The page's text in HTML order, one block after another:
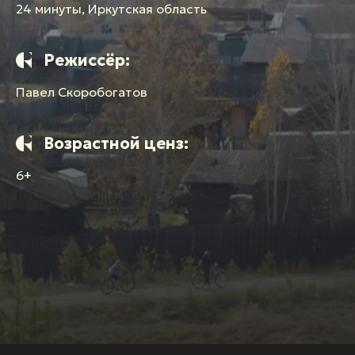
24 минуты, Иркутская область
Режиссёр:
Павел Скоробогатов
Возрастной ценз:
6+